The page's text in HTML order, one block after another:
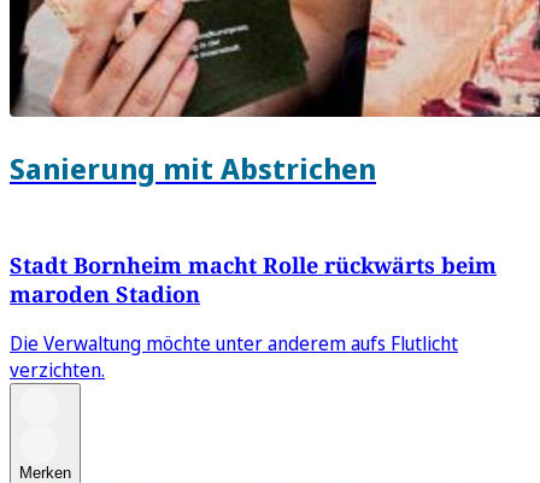
Sanierung mit Abstrichen
Stadt Bornheim macht Rolle rückwärts beim
maroden Stadion
Die Verwaltung möchte unter anderem aufs Flutlicht
verzichten.
Merken